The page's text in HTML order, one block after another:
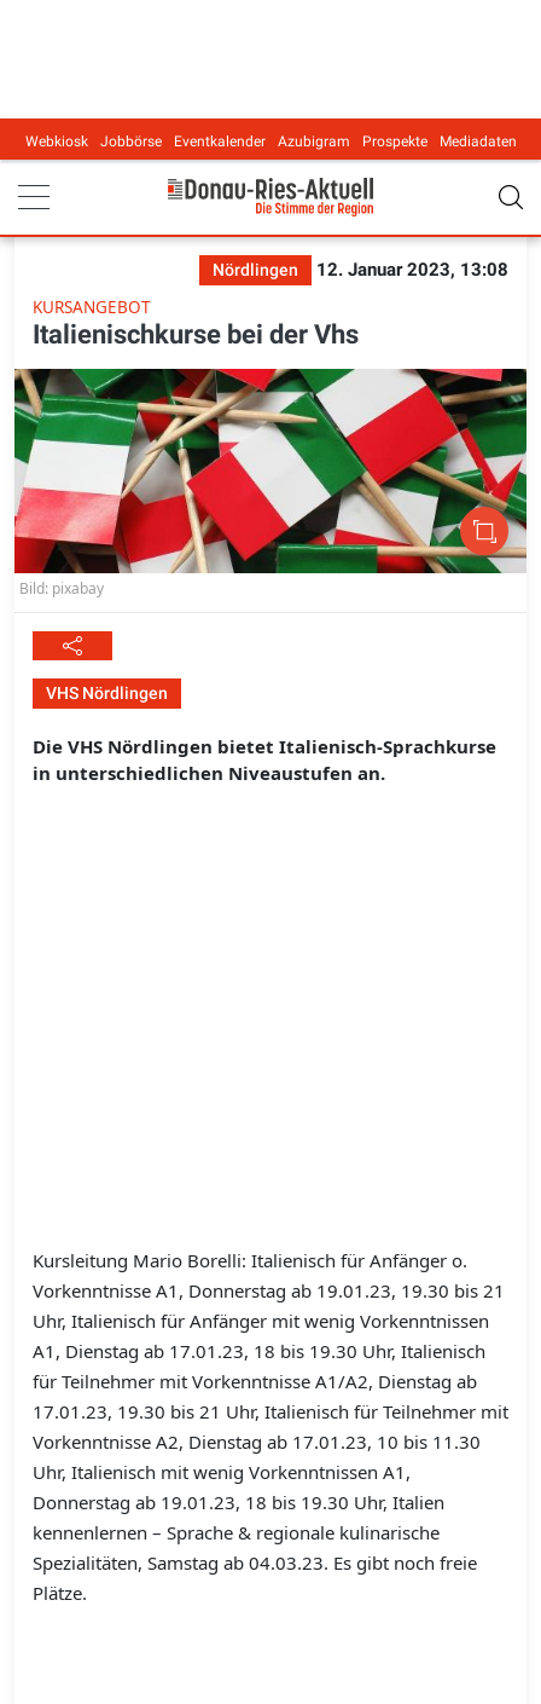
Main navigation
Webkiosk Jobbörse Eventkalender Azubigram Prospekte Mediadaten
Nördlingen
12. Januar 2023, 13:08
KURSANGEBOT
Italienischkurse bei der Vhs
Bild: pixabay
VHS Nördlingen
Die VHS Nördlingen bietet Italienisch-Sprachkurse
in unterschiedlichen Niveaustufen an.
Kursleitung Mario Borelli: Italienisch für Anfänger o.
Vorkenntnisse A1, Donnerstag ab 19.01.23, 19.30 bis 21
Uhr, Italienisch für Anfänger mit wenig Vorkenntnissen
A1, Dienstag ab 17.01.23, 18 bis 19.30 Uhr, Italienisch
für Teilnehmer mit Vorkenntnisse A1/A2, Dienstag ab
17.01.23, 19.30 bis 21 Uhr, Italienisch für Teilnehmer mit
Vorkenntnisse A2, Dienstag ab 17.01.23, 10 bis 11.30
Uhr, Italienisch mit wenig Vorkenntnissen A1,
Donnerstag ab 19.01.23, 18 bis 19.30 Uhr, Italien
kennenlernen – Sprache & regionale kulinarische
Spezialitäten, Samstag ab 04.03.23. Es gibt noch freie
Plätze.